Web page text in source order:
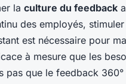
la culture du feedback
des employés, stimuler
est nécessaire pour
à mesure que les
que le feedback 360°